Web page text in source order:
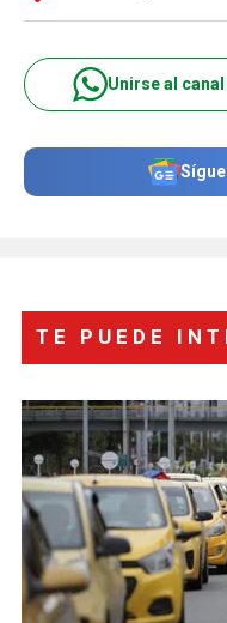
Unirse al
TE PUEDE